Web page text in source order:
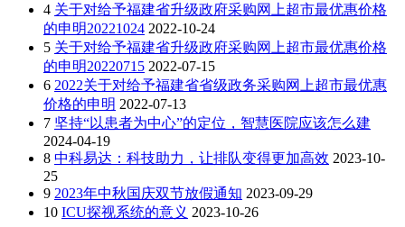
4 关于对给予福建省升级政府采购网上超市最优惠价格
的申明20221024 2022-10-24
5 关于对给予福建省升级政府采购网上超市最优惠价格
的申明20220715 2022-07-15
6 2022关于对给予福建省省级政务采购网上超市最优惠
价格的申明 2022-07-13
7 坚持“以患者为中心”的定位，智慧医院应该怎么建
2024-04-19
8 中科易达：科技助力，让排队变得更加高效 2023-10-
25
9 2023年中秋国庆双节放假通知 2023-09-29
10 ICU探视系统的意义 2023-10-26